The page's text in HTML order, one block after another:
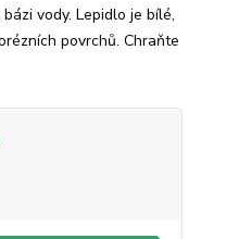
vody. Lepidlo je bílé,
povrchů. Chraňte